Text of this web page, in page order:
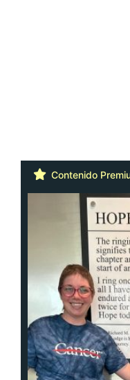
Contenido